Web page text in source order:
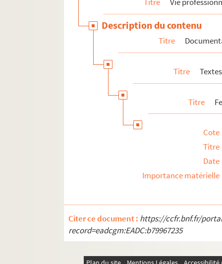
Mémoires
Vie personnelle
Description du contenu
Titre
Titre
Titre
Cote
Titre
Date
Importance matérielle
Citer ce document : https://ccfr.bnf.fr/
record=eadcgm:EADC:b79967235